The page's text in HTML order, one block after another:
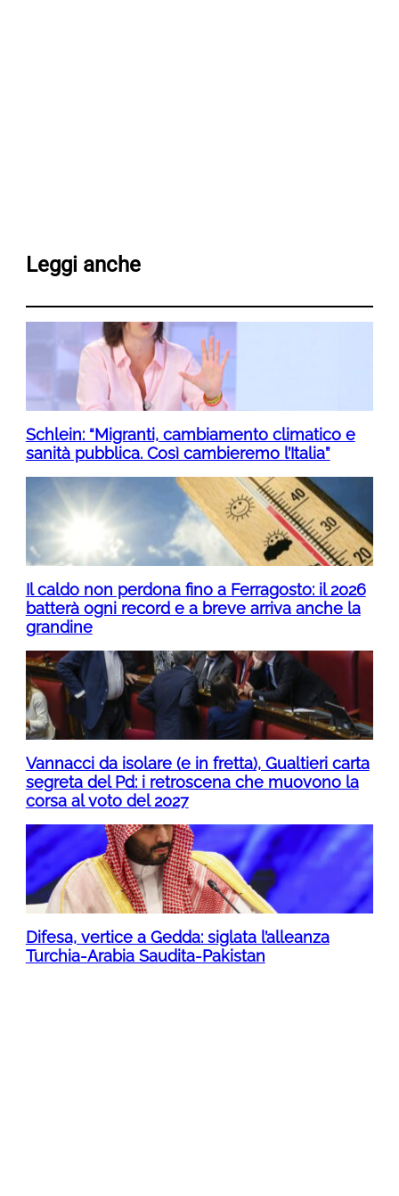
Leggi anche
Schlein: “Migranti, cambiamento climatico e
sanità pubblica. Così cambieremo l’Italia”
Il caldo non perdona fino a Ferragosto: il 2026
batterà ogni record e a breve arriva anche la
grandine
Vannacci da isolare (e in fretta), Gualtieri carta
segreta del Pd: i retroscena che muovono la
corsa al voto del 2027
Difesa, vertice a Gedda: siglata l’alleanza
Turchia-Arabia Saudita-Pakistan